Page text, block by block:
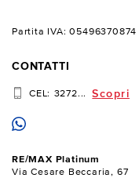
Partita IVA: 05496370874
CONTATTI
CEL: 3272... Scopri
RE/MAX Platinum
Via Cesare Beccaria, 67